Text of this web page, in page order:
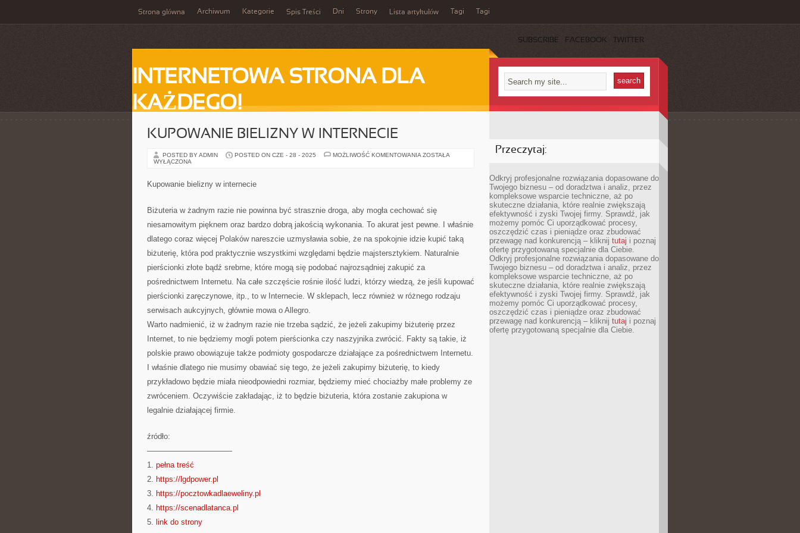
Strona główna Archiwum Kategorie Spis Treści Dni Strony Lista artykułów Tagi Tagi
SUBSCRIBE FACEBOOK TWITTER
INTERNETOWA STRONA DLA
KAŻDEGO!
KUPOWANIE BIELIZNY W INTERNECIE
POSTED BY ADMIN POSTED ON CZE - 28 - 2025 MOŻLIWOŚĆ KOMENTOWANIA KUPOWANIE
ZOSTAŁA
WYŁĄCZONA
Kupowanie bielizny w internecie
Biżuteria w żadnym razie nie powinna być strasznie droga, aby mogła cechować się
niesamowitym pięknem oraz bardzo dobrą jakością wykonania. To akurat jest pewne. I właśnie
dlatego coraz więcej Polaków nareszcie uzmysławia sobie, że na spokojnie idzie kupić taką
biżuterię, która pod praktycznie wszystkimi względami będzie majstersztykiem. Naturalnie
pierścionki złote bądź srebrne, które mogą się podobać najrozsądniej zakupić za
pośrednictwem Internetu. Na całe szczęście rośnie ilość ludzi, którzy wiedzą, że jeśli kupować
pierścionki zaręczynowe, itp., to w Internecie. W sklepach, lecz również w różnego rodzaju
serwisach aukcyjnych, głównie mowa o Allegro.
Warto nadmienić, iż w żadnym razie nie trzeba sądzić, że jeżeli zakupimy biżuterię przez
Internet, to nie będziemy mogli potem pierścionka czy naszyjnika zwrócić. Fakty są takie, iż
polskie prawo obowiązuje także podmioty gospodarcze działające za pośrednictwem Internetu.
I właśnie dlatego nie musimy obawiać się tego, że jeżeli zakupimy biżuterię, to kiedy
przykładowo będzie miała nieodpowiedni rozmiar, będziemy mieć chociażby małe problemy ze
zwróceniem. Oczywiście zakładając, iż to będzie biżuteria, która zostanie zakupiona w
legalnie działającej firmie.
źródło:
———————————
1. pełna treść
2. https://lgdpower.pl
3. https://pocztowkadlaeweliny.pl
4. https://scenadlatanca.pl
5. link do strony
Przeczytaj:
Odkryj profesjonalne rozwiązania dopasowane do
Twojego biznesu – od doradztwa i analiz, przez
kompleksowe wsparcie techniczne, aż po
skuteczne działania, które realnie zwiększają
efektywność i zyski Twojej firmy. Sprawdź, jak
możemy pomóc Ci uporządkować procesy,
oszczędzić czas i pieniądze oraz zbudować
przewagę nad konkurencją – kliknij tutaj i poznaj
ofertę przygotowaną specjalnie dla Ciebie.
Odkryj profesjonalne rozwiązania dopasowane do
Twojego biznesu – od doradztwa i analiz, przez
kompleksowe wsparcie techniczne, aż po
skuteczne działania, które realnie zwiększają
efektywność i zyski Twojej firmy. Sprawdź, jak
możemy pomóc Ci uporządkować procesy,
oszczędzić czas i pieniądze oraz zbudować
przewagę nad konkurencją – kliknij tutaj i poznaj
ofertę przygotowaną specjalnie dla Ciebie.